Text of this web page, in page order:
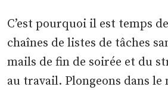
C’est pourquoi il est temps
chaînes de listes de tâches
mails de fin de soirée et du
au travail. Plongeons dans le